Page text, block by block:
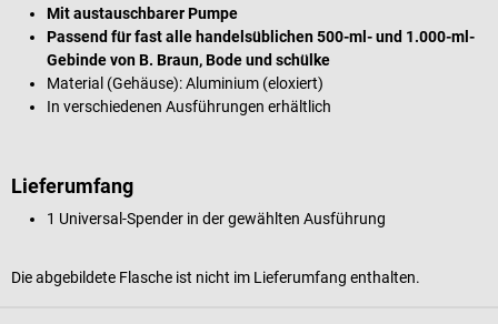
Mit austauschbarer Pumpe
Passend für fast alle handelsüblichen 500-ml- und 1.000-ml-
Gebinde von B. Braun, Bode und schülke
Material (Gehäuse): Aluminium (eloxiert)
In verschiedenen Ausführungen erhältlich
Lieferumfang
1 Universal-Spender in der gewählten Ausführung
Die abgebildete Flasche ist nicht im Lieferumfang enthalten.